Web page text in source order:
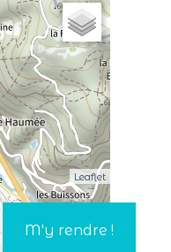
Leaflet